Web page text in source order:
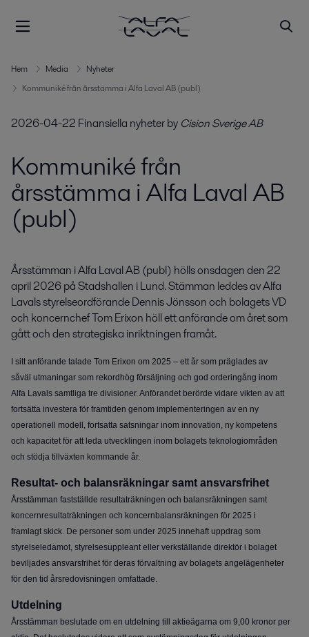
Hem Media
Nyheter
Kommuniké från årsstämma i Alfa Laval AB (publ)
2026-04-22 Finansiella nyheterby Cision Sverige AB
Kommuniké från
årsstämma i Alfa Laval AB
(publ)
Årsstämman i Alfa Laval AB (publ) hölls onsdagen den 22
april 2026 på Stadshallen i Lund. Stämman leddes av Alfa
Lavals styrelseordförande Dennis Jönsson och bolagets VD
och koncernchef Tom Erixon höll ett anförande om året som
gått och den strategiska inriktningen framåt.
I sitt anförande talade Tom Erixon om 2025 – ett år som präglades av
såväl utmaningar som rekordhög försäljning och god orderingång inom
Alfa Lavals samtliga tre divisioner. Anförandet berörde vidare vikten av att
fortsätta investera för framtiden genom implementeringen av en ny
operationell modell, fortsatta satsningar inom innovation, ny kompetens
och kapacitet för att leda utvecklingen inom bolagets teknologiområden
och stödja tillväxten kommande år.
Resultat- och balansräkningar samt ansvarsfrihet
Årsstämman fastställde resultaträkningen och balansräkningen samt
koncernresultaträkningen och koncernbalansräkningen för 2025 i
framlagt skick. De personer som under 2025 innehaft uppdrag som
styrelseledamot, styrelsesuppleant eller verkställande direktör i bolaget
beviljades ansvarsfrihet för deras förvaltning av bolagets angelägenheter
för den tid årsredovisningen omfattade.
Utdelning
Årsstämman beslutade om en utdelning till aktieägarna om 9,00 kronor per